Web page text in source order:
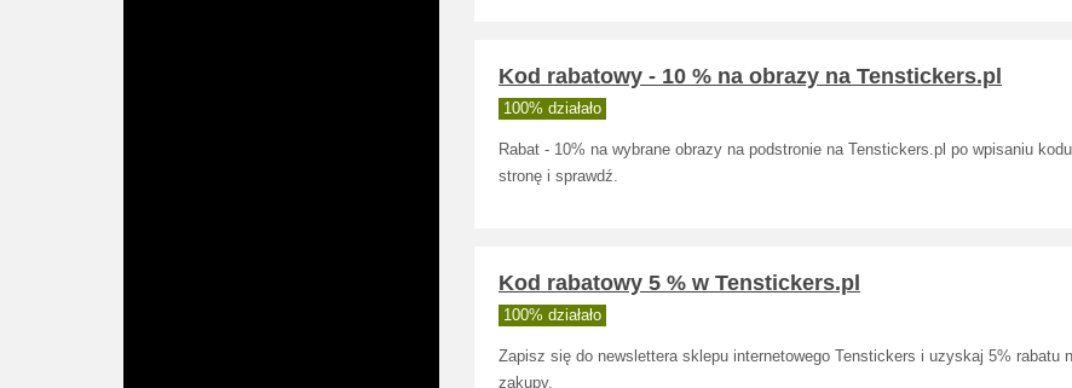
Kod rabatowy - 10 % na obrazy na Tenstickers.pl
100% działało
Rabat - 10% na wybrane obrazy na podstronie na Tenstickers.pl po wpisaniu
stronę i sprawdź.
Kod rabatowy 5 % w Tenstickers.pl
100% działało
Zapisz się do newslettera sklepu internetowego Tenstickers i uzyskaj 5% rabatu
zakupy.